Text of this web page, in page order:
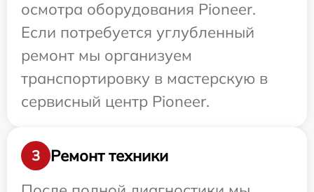
осмотра оборудования Pioneer.
Если потребуется углубленный
ремонт мы организуем
транспортировку в мастерскую в
сервисный центр Pioneer.
3
Ремонт техники